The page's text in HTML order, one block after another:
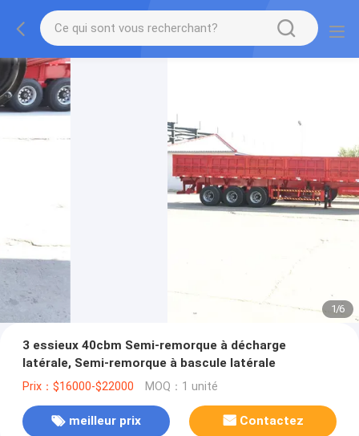
1/6
3 essieux 40cbm Semi-remorque à décharge
latérale, Semi-remorque à bascule latérale
Prix：$16000-$22000 MOQ：1 unité
meilleur prix Contactez